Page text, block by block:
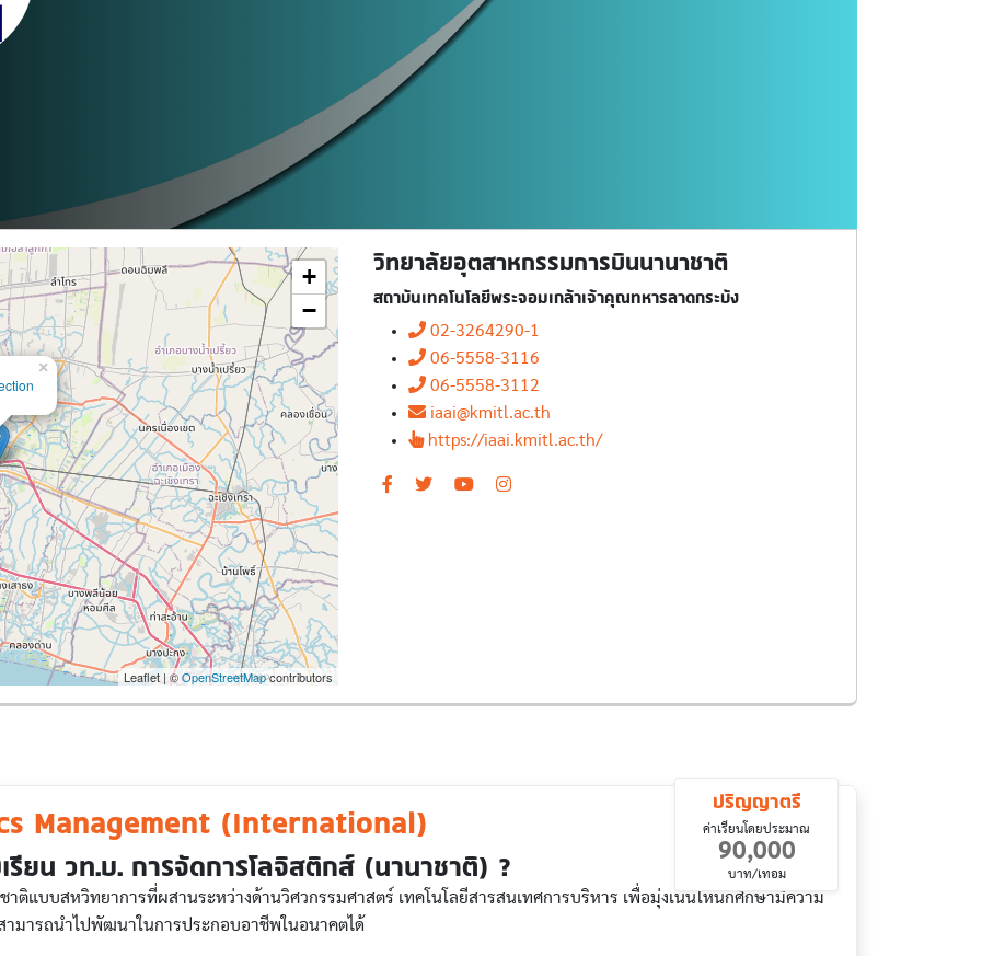
×
+
−
Leaflet | ©OpenStreetMapcontributors
วิทยาลัยอุตสาหกรรมการบินนานาชาติ
สถาบันเทคโนโลยีพระจอมเกล้าเจ้าคุณทหารลาดกระบัง
02-3264290-1
06-5558-3116
06-5558-3112
iaai@kmitl.ac.th
https://iaai.kmitl.ac.th/
Management (International)
รียน วท.บ. การจัดการโลจิสติกส์ (นานาชาติ) ?
าติแบบสหวิทยาการที่ผสานระหว่างด้านวิศวกรรมศาสตร์ เทคโนโลยีสารสนเทศการบริหาร เพื่อมุ่งเน้นให้นักศึกษามีความ
ามารถนำไปพัฒนาในการประกอบอาชีพในอนาคตได้
ปริญญาตรี
ค่าเรียนโดยประมาณ
90,000
บาท/เทอม